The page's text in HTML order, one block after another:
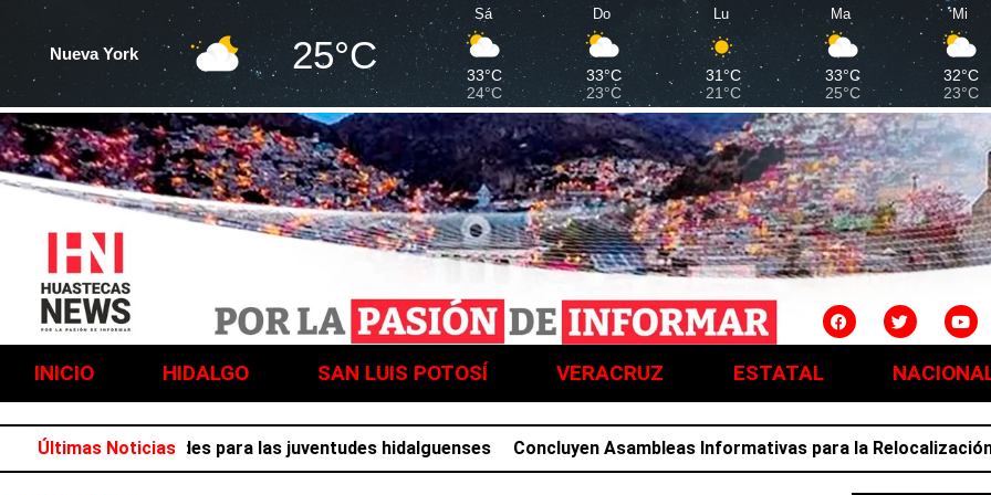
Nueva York 25°C
Sá
33°C
24°C
Do
33°C
23°C
Lu
31°C
21°C
Ma
33°C
25°C
Mi
32°C
23°C
INICIO HIDALGO SAN LUIS POTOSÍ VERACRUZ ESTATAL
Últimas Noticias
de actividades para las juventudes hidalguenses Concluyen Asambleas Informativas para la Relocalización;